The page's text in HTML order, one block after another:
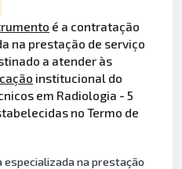
é a contratação
na prestação de serviço
a atender às
institucional do
em Radiologia - 5
no Termo de
na prestação